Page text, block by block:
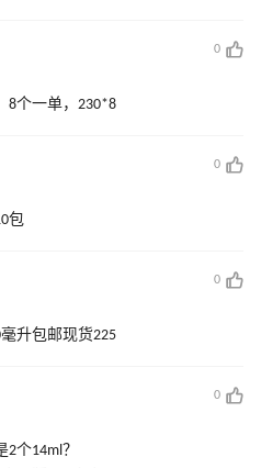
0
8个一单，230*8
0
包
0
升包邮现货225
0
个14ml？